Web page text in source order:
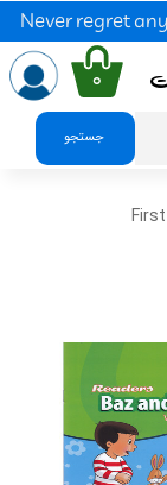
Never regret
پنل
ورود
۰
جستجو